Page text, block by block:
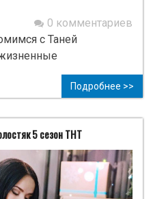
0 комментариев
с Таней
Подробнее >>
5 сезон ТНТ